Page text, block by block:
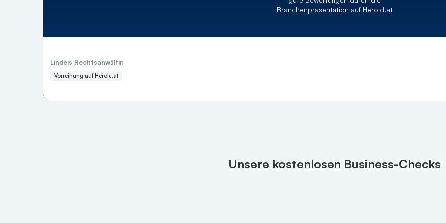
Branchenpräsentation auf Herold.at
Lindeis Rechtsanwältin
Vorreihung auf Herold.at
Unsere kostenlosen Business-Checks